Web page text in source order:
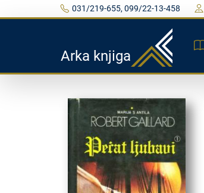
031/219-655, 099/22-13-458
Arka knjiga